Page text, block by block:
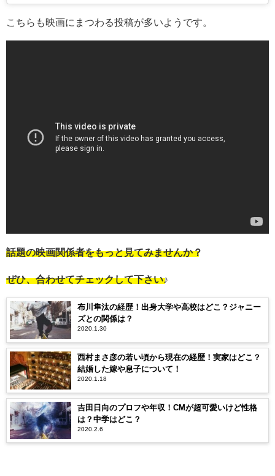
こちらも映画にまつわる投稿が多いようです。
話題の映画関係者をもっと見てみませんか？
ぜひ、合わせてチェックして下さい♪
布川隼汰の経歴！出身大学や高校はどこ？ジャニー
ズとの関係は？
2020.1.30
西村まさ彦の若い頃から現在の経歴！実家はどこ？
結婚した嫁や息子について！
2020.1.18
吉田日向のプロフや年収！CMが超可愛いけど性格
は？中学はどこ？
2020.2.6